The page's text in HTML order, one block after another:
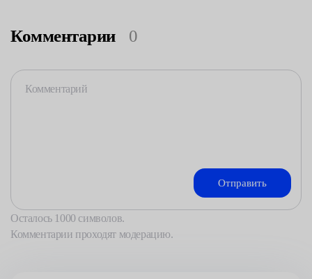
Комментарии 0
Осталось 1000 символов.
Комментарии проходят модерацию.